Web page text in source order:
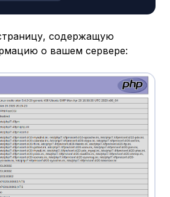
содержащую
о вашем сервере: